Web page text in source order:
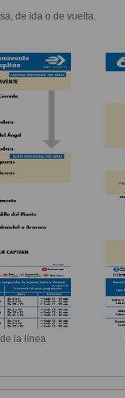
de ida o de vuelta.
la línea